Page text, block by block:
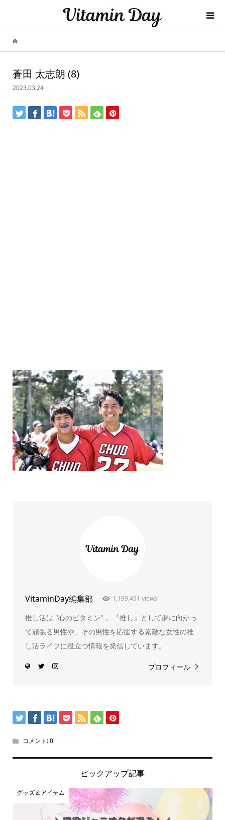
蒼田 太志朗 (8)
2023.03.24
VitaminDay編集部 1,199,491 views
推し活は "心のビタミン" 。『推し』として夢に向かっ
て頑張る男性や、その男性を応援する素敵な女性の推
し活ライフに役立つ情報を発信しています。
プロフィール
コメント:0
ピックアップ記事
グッズ＆アイテム